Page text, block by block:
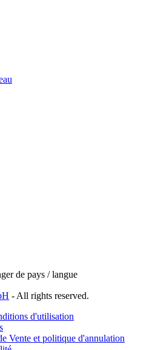
de pays / langue
- All rights reserved.
d'utilisation
Vente et politique d'annulation